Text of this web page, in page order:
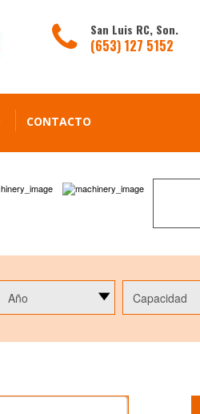
San Luis RC, Son.
(653) 127 5152
CONTACTO